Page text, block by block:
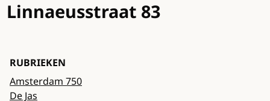
Linnaeusstraat 83
RUBRIEKEN
Amsterdam 750
De Jas